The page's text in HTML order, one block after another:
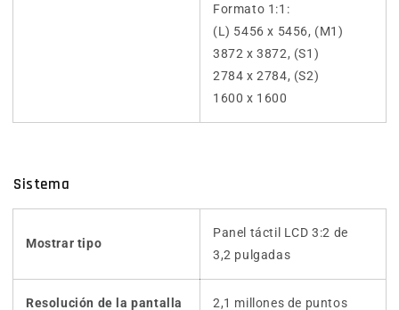
Formato 1:1:
(L) 5456 x 5456, (M1)
3872 x 3872, (S1)
2784 x 2784, (S2)
1600 x 1600
Sistema
Mostrar tipo
Panel táctil LCD 3:2 de
3,2 pulgadas
Resolución de la pantalla 2,1 millones de puntos